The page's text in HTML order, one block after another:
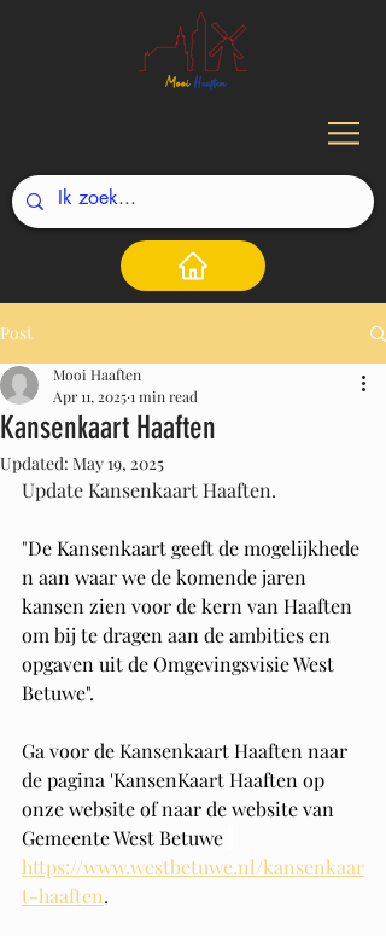
Post
Kansenkaart Haaften
Mooi Haaften
Apr 11, 20251 min read
Updated: May 19, 2025
Update Kansenkaart Haaften.
"De Kansenkaart geeft de mogelijkhede
n aan waar we de komende jaren
kansen zien voor de kern van Haaften
om bij te dragen aan de ambities en
opgaven uit de Omgevingsvisie West
Betuwe".
Ga voor de Kansenkaart Haaften naar
de pagina 'KansenKaart Haaften op
onze website of naar de website van
Gemeente West Betuwe
https://www.westbetuwe.nl/kansenkaar
t-haaften.